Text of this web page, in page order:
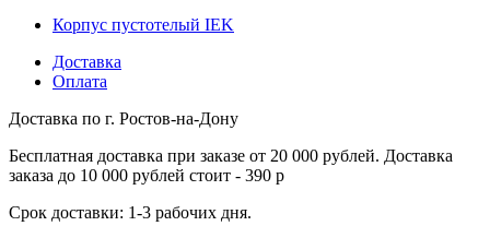
Корпус пустотелый IEK
Доставка
Оплата
Доставка по г. Ростов-на-Дону
Бесплатная доставка при заказе от 20 000 рублей. Доставка
заказа до 10 000 рублей стоит - 390 р
Срок доставки: 1-3 рабочих дня.